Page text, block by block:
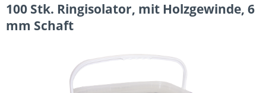
100 Stk. Ringisolator, mit Holzgewinde, 6
mm Schaft